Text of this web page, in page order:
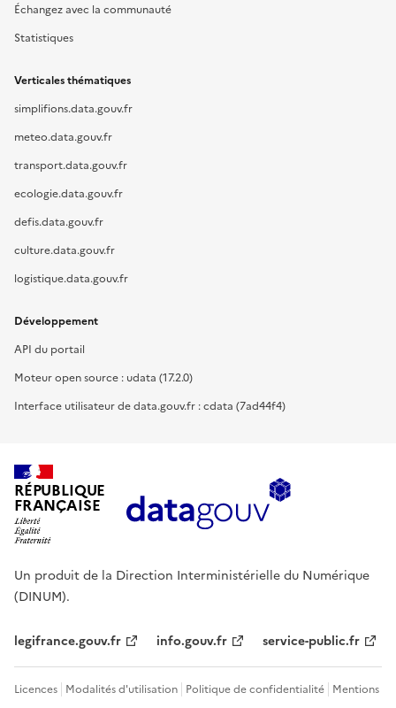
Échangez avec la communauté
Statistiques
Verticales thématiques
simplifions.data.gouv.fr
meteo.data.gouv.fr
transport.data.gouv.fr
ecologie.data.gouv.fr
defis.data.gouv.fr
culture.data.gouv.fr
logistique.data.gouv.fr
Développement
API du portail
Moteur open source : udata (17.2.0)
Interface utilisateur de data.gouv.fr : cdata (7ad44f4)
RÉPUBLIQUE
FRANÇAISE
Un produit de la Direction Interministérielle du Numérique
(DINUM).
legifrance.gouv.fr info.gouv.fr service-public.fr
Licences Modalités d'utilisation Politique de confidentialité Mentions